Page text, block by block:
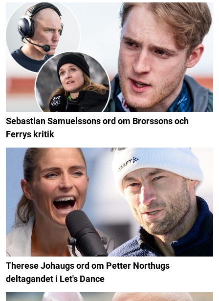
Sebastian Samuelssons ord om Brorssons och
Ferrys kritik
Therese Johaugs ord om Petter Northugs
deltagandet i Let's Dance